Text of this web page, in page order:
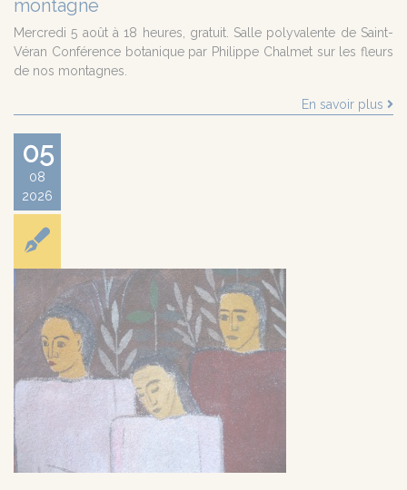
montagne
Mercredi 5 août à 18 heures, gratuit. Salle polyvalente de Saint-
Véran Conférence botanique par Philippe Chalmet sur les fleurs
de nos montagnes.
En savoir plus
05
08
2026